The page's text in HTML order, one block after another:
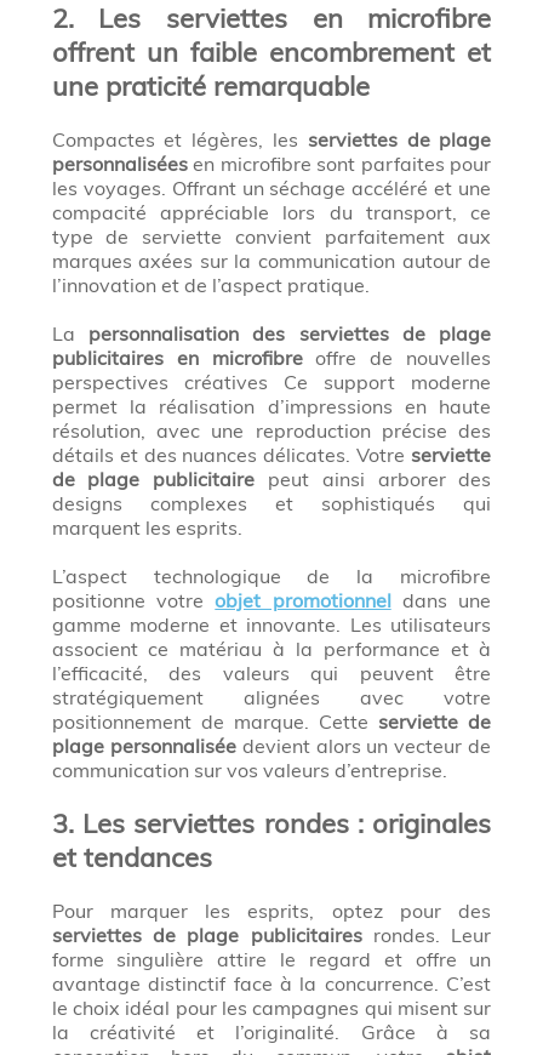
2. Les serviettes en microfibre
offrent un faible encombrement et
une praticité remarquable
Compactes et légères, les serviettes de plage
personnaliséesen microfibre sont parfaites pour
les voyages. Offrant un séchage accéléré et une
compacité appréciable lors du transport, ce
type de serviette convient parfaitement aux
marques axées sur la communication autour de
l’innovation et de l’aspect pratique.
La personnalisation des serviettes de plage
publicitaires en microfibreoffre de nouvelles
perspectives créatives Ce support moderne
permet la réalisation d’impressions en haute
résolution, avec une reproduction précise des
détails et des nuances délicates. Votre serviette
de plage publicitaire peut ainsi arborer des
designs complexes et sophistiqués qui
marquent les esprits.
L’aspect technologique de la microfibre
positionne votreobjet promotionneldans une
gamme moderne et innovante. Les utilisateurs
associent ce matériau à la performance et à
l’efficacité, des valeurs qui peuvent être
stratégiquement alignées avec votre
positionnement de marque. Cette serviette de
plage personnaliséedevient alors un vecteur de
communication sur vos valeurs d’entreprise.
3. Les serviettes rondes : originales
et tendances
Pour marquer les esprits, optez pour des
serviettes de plage publicitairesrondes. Leur
forme singulière attire le regard et offre un
avantage distinctif face à la concurrence. C’est
le choix idéal pour les campagnes qui misent sur
la créativité et l’originalité. Grâce à sa